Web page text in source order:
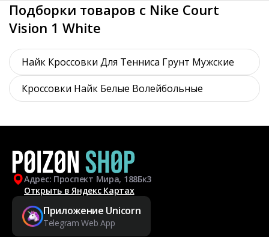
Подборки товаров с Nike Court
Vision 1 White
Найк Кроссовки Для Тенниса Грунт Мужские
Кроссовки Найк Белые Волейбольные
Адрес: Проспект Мира, 188Бк3
Открыть в Яндекс Картах
Приложение Unicorn
Telegram Web App